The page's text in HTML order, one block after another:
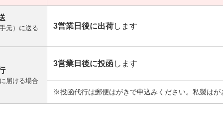
元）に送る 3営業日後に出荷します
届ける場合
3営業日後に投函します
※投函代行は郵便はがきで申込みください。私製は